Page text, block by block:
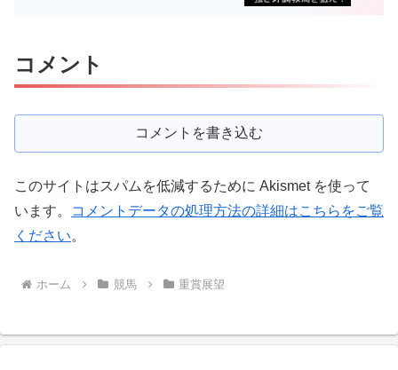
コメント
コメントを書き込む
このサイトはスパムを低減するために Akismet を使って
います。
コメントデータの処理方法の詳細はこちらをご覧
ください。
ホーム 競馬 重賞展望